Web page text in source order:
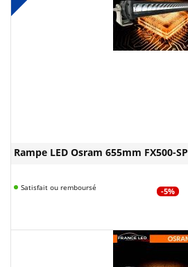
Rampe LED Osram 655mm FX500-
Satisfait ou remboursé -5%